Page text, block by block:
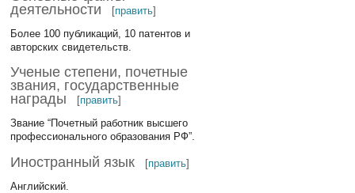
деятельности
[править]
Более 100 публикаций, 10 патентов и
авторских свидетельств.
Ученые степени, почетные
звания, государственные
награды
[править]
Звание “Почетный работник высшего
профессионального образования РФ”.
Иностранный язык [править]
Английский.